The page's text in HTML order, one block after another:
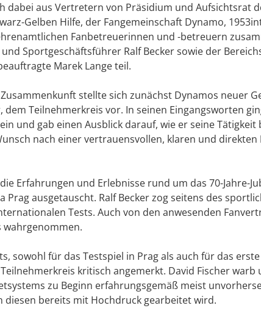
dabei aus Vertretern von Präsidium und Aufsichtsrat
Gelben Hilfe, der Fangemeinschaft Dynamo,
Fanbetreuerinnen und -betreuern
Sportgeschäftsführer Ralf Becker sowie der
Marek Lange teil.
stellte sich zunächst Dynamos neuer
Teilnehmerkreis vor. In seinen Eingangsworten
und gab einen Ausblick darauf, wie er seine Tätigkeit
nach einer vertrauensvollen, klaren und
Erfahrungen und Erlebnisse rund um das 70-Jahre-
Prag ausgetauscht. Ralf Becker zog seitens des
Tests. Auch von den anwesenden
wahrgenommen.
sowohl für das Testspiel in Prag als auch für das
kritisch angemerkt. David Fischer warb
zu Beginn erfahrungsgemäß meist
diesen bereits mit Hochdruck gearbeitet wird.